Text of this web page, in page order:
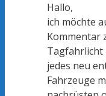
Hallo,
ich möchte
Kommentar
Tagfahrlicht
jedes neu
Fahrzeuge